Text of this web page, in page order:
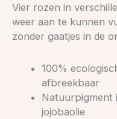
Vier rozen in
weer aan te kunnen
zonder gaatjes in de
100%
afbreekbaar
Natuurpigment
jojobaolie